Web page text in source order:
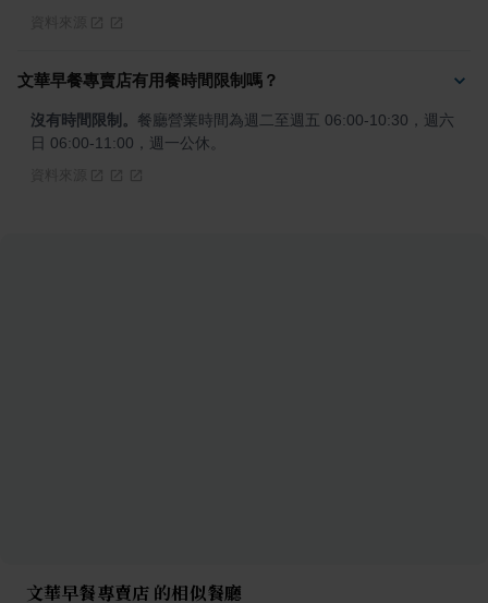
文華早餐專賣店有用餐時間限制嗎？
沒有時間限制。 餐廳營業時間為週二至週五 06:00-10:30，週六
日 06:00-11:00，週一公休。
文華早餐專賣店 的相似餐廳